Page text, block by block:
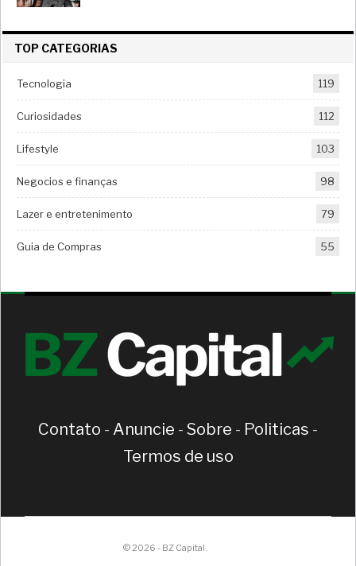
TOP CATEGORIAS
Tecnologia 119
Curiosidades 112
Lifestyle 103
Negocios e finanças 98
Lazer e entretenimento 79
Guia de Compras 55
Contato - Anuncie - Sobre - Politicas -
Termos de uso
© 2026 - BZ Capital.